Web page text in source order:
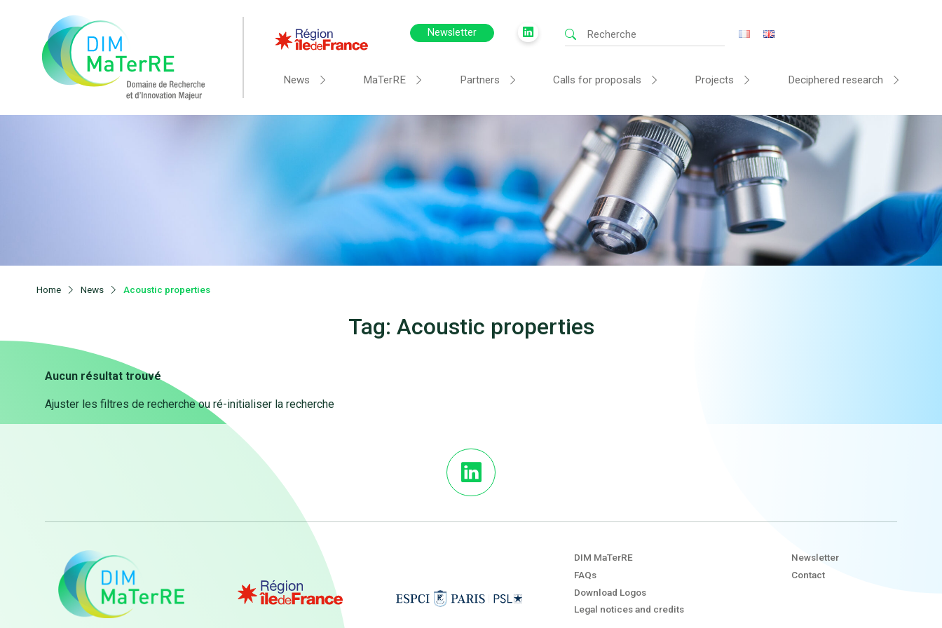
Newsletter
News MaTerRE Partners Calls for proposals Projects Deciphered research
Home News Acoustic properties
Tag: Acoustic properties
Aucun résultat trouvé
Ajuster les filtres de recherche ou ré-initialiser la recherche
DIM MaTerRE
FAQs
Download Logos
Legal notices and credits
Newsletter
Contact